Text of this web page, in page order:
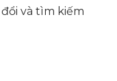
và tìm kiếm